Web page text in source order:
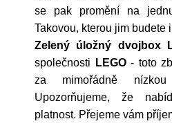
se pak promění na
Takovou, kterou jim budete
Zelený úložný dvojbox
společnosti
LEGO- toto
za mimořádně
Upozorňujeme, že
platnost. Přejeme vám